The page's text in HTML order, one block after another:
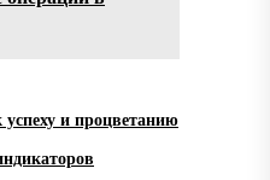
и процветанию